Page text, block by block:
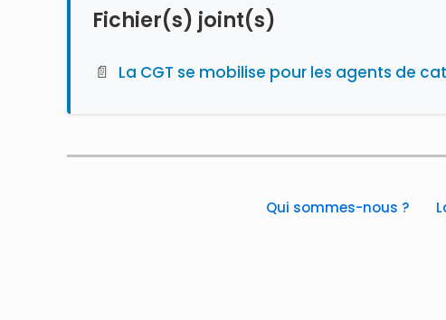
Fichier(s) joint(s)
📄 La CGT se mobilise pour les agents de
Qui sommes-nous ?